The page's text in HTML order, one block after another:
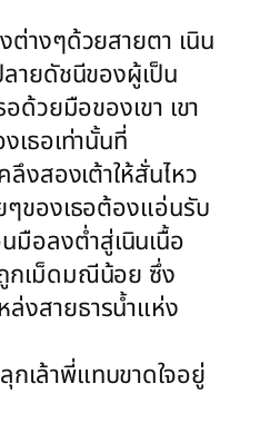
ต่างๆด้วยสายตา เนิน
ายดัชนีของผู้เป็น
ด้วยมือของเขา เขา
เธอเท่านั้นที่
งสองเต้าให้สั่นไหว
ๆของเธอต้องแอ่นรับ
มือลงต่ำสู่เนินเนื้อ
กเม็ดมณีน้อย ซึ่ง
งสายธารน้ำแห่ง
เล้าพี่แทบขาดใจอยู่